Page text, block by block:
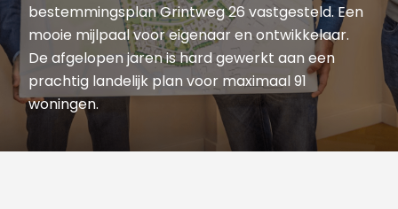
bestemmingsplan Grintweg 26 vastgesteld. Een
mooie mijlpaal voor eigenaar en ontwikkelaar.
De afgelopen jaren is hard gewerkt aan een
prachtig landelijk plan voor maximaal 91
woningen.